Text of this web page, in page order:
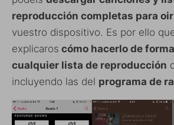
reproducción completas para
vuestro dispositivo. Es por ello
explicaros cómo hacerlo de
cualquier lista de reproducción
incluyendo las del programa de